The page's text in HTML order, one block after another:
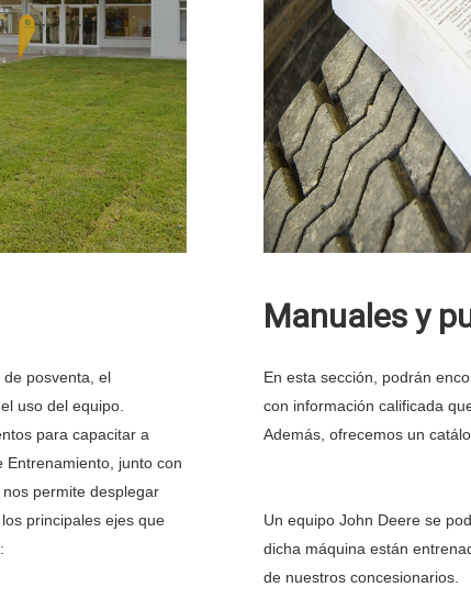
posventa, el
uso del equipo.
para capacitar a
junto con
permite desplegar
principales ejes que
Manuales y
En esta sección, podrán
con información calificada
Además, ofrecemos un
Un equipo John Deere se
dicha máquina están
de nuestros concesionarios.